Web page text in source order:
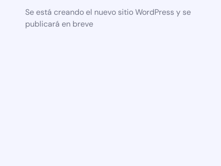
Se está creando el nuevo sitio WordPress y se
publicará en breve